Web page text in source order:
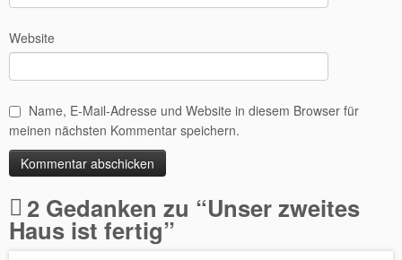
Website
Name, E-Mail-Adresse und Website in diesem Browser für
meinen nächsten Kommentar speichern.
Alternative:
2 Gedanken zu “Unser zweites
Haus ist fertig”